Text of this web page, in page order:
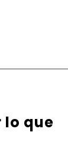
que